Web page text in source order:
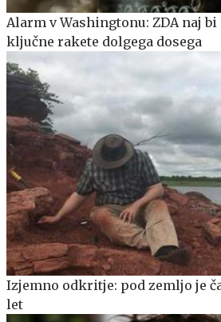
Alarm v Washingtonu: ZDA naj
ključne rakete dolgega dosega
Izjemno odkritje: pod zemljo je
let